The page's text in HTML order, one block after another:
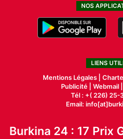
NOS
LIENS
Mentions Légales |
Publicité| Webmail |
Tél : +( 226)
Email:
Burkina 24 : 17 Prix